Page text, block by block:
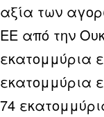
αξία των
ΕΕ από την
εκατομμύρια
εκατομμύρια
74